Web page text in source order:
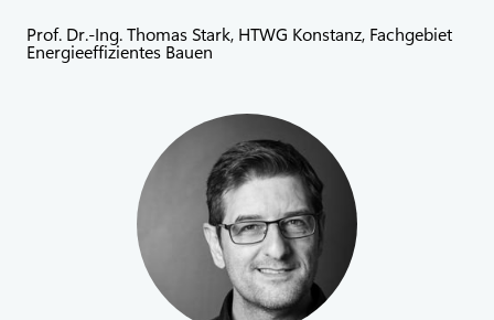
Prof. Dr.-Ing. Thomas Stark, HTWG Konstanz, Fachgebiet
Energieeffizientes Bauen